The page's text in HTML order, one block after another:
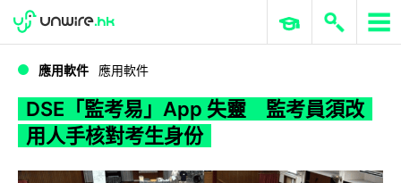
WWDC 2026 ERP 與商業 AI
應用軟件 應用軟件
DSE「監考易」App 失靈 監考員須改
用人手核對考生身份